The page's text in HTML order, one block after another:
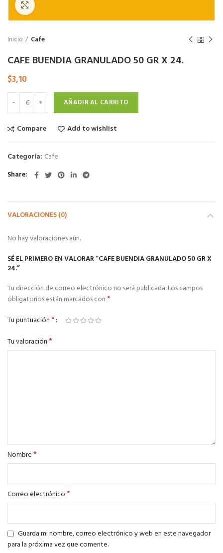
Inicio Cafe
CAFE BUENDIA GRANULADO 50 GR X 24.
$3,10
AÑADIR AL CARRITO
Compare Add to wishlist
Categoría: Cafe
Share
VALORACIONES (0)
No hay valoraciones aún.
SÉ EL PRIMERO EN VALORAR “CAFE BUENDIA GRANULADO 50 GR X
24.”
Tu dirección de correo electrónico no será publicada.Los campos
obligatorios están marcados con*
Tu puntuación*
Tu valoración*
Nombre*
Correo electrónico*
Guarda mi nombre, correo electrónico y web en este navegador
para la próxima vez que comente.